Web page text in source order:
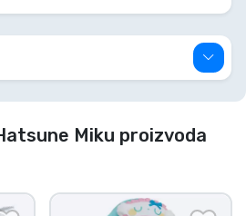
za različite poze.
Miku proizvoda